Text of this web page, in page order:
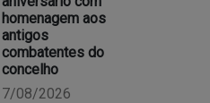
homenagem aos
antigos
combatentes do
concelho
7/08/2026